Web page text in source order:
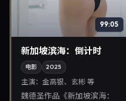
99:05
新加坡滨海：倒计时
电影 2025
主演： 金高银、玄彬 等
魏德圣作品《新加坡滨海：